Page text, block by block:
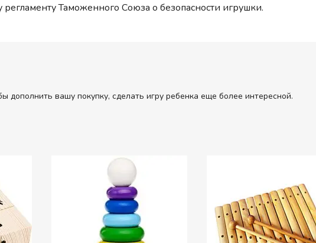
Таможенного Союза о безопасности игрушки.
вашу покупку, сделать игру ребенка еще более интересной.